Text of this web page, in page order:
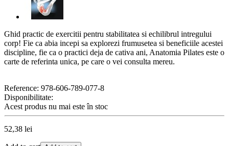
Ghid practic de exercitii pentru stabilitatea si echilibrul intregului
corp! Fie ca abia incepi sa explorezi frumusetea si beneficiile acestei
discipline, fie ca o practici deja de cativa ani, Anatomia Pilates este o
carte de referinta unica, pe care o vei consulta mereu.
Reference: 978-606-789-077-8
Disponibilitate:
Acest produs nu mai este în stoc
52,38 lei